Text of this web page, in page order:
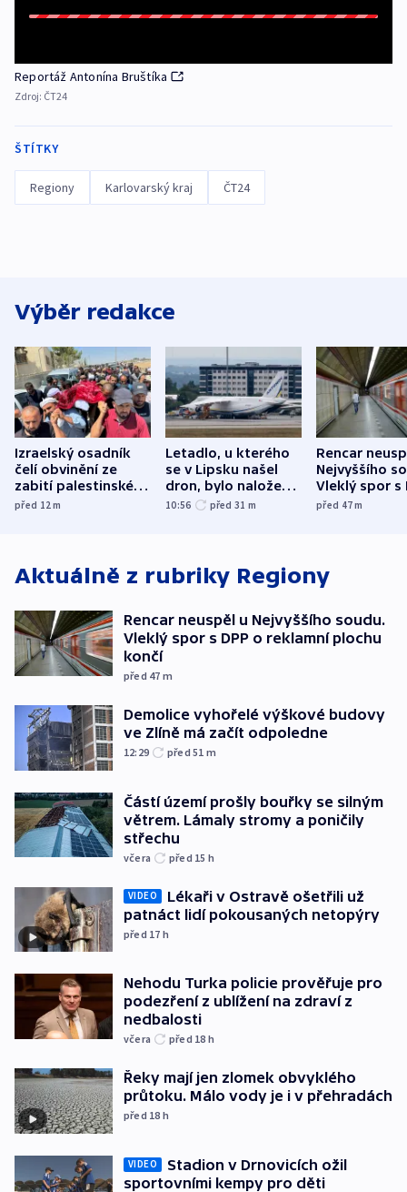
Reportáž Antonína Bruštíka
Zdroj: ČT24
ŠTÍTKY
Regiony Karlovarský kraj ČT24
Výběr redakce
Izraelský osadník
čelí obvinění ze
zabití palestinského
aktivisty
před 12m
Letadlo, u kterého
se v Lipsku našel
dron, bylo naložené
municí, píší média
10:56 před 31 m
Rencar
Nejvyššího
Vleklý spor s
reklamní
před 47m
Aktuálně z rubriky Regiony
Rencar neuspěl u Nejvyššího soudu.
Vleklý spor s DPP o reklamní plochu
končí
před 47 m
Demolice vyhořelé výškové budovy
ve Zlíně má začít odpoledne
12:29 před 51 m
Částí území prošly bouřky se silným
větrem. Lámaly stromy a poničily
střechu
včera před 15 h
VIDEO
Lékaři v Ostravě ošetřili už
patnáct lidí pokousaných netopýry
před 17 h
Nehodu Turka policie prověřuje pro
podezření z ublížení na zdraví z
nedbalosti
včera před 18 h
Řeky mají jen zlomek obvyklého
průtoku. Málo vody je i v přehradách
před 18 h
VIDEO
Stadion v Drnovicích ožil
sportovními kempy pro děti